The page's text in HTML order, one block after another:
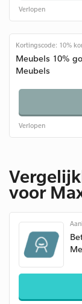
Verlopen
Kortingscode: 10%
Meubels 10%
Meubels
Verlopen
voor